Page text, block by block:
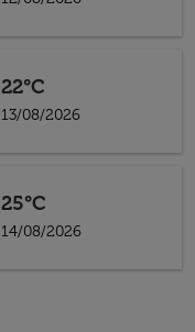
22°C
13/08/2026
25°C
14/08/2026